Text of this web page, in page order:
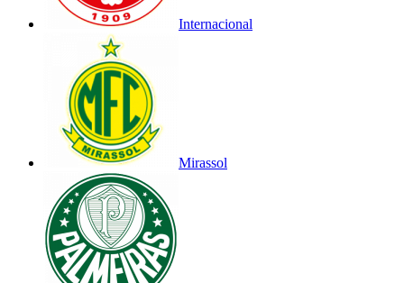
Internacional
Mirassol